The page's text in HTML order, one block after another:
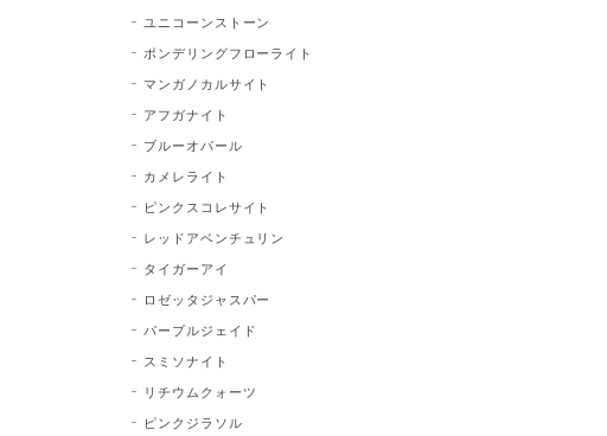
ユニコーンストーン
ポンデリングフローライト
マンガノカルサイト
アフガナイト
ブルーオパール
カメレライト
ピンクスコレサイト
レッドアベンチュリン
タイガーアイ
ロゼッタジャスパー
パープルジェイド
スミソナイト
リチウムクォーツ
ピンクジラソル